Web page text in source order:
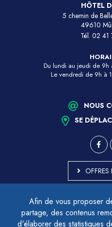
Afin de vous proposer
partage, des contenus
d'élaborer des statistiques
HÔTEL
5 chemin de
49610
Tél. 02 41
Du lundi au jeudi de 9h
Le vendredi de 9h à
NOUS
SE
ACCESSIBILITÉ -
PLAN